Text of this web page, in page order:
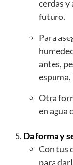
cerdas y
futuro.
Para
antes,
espuma,
Otra
en agua
Da forma y
Con tus
para